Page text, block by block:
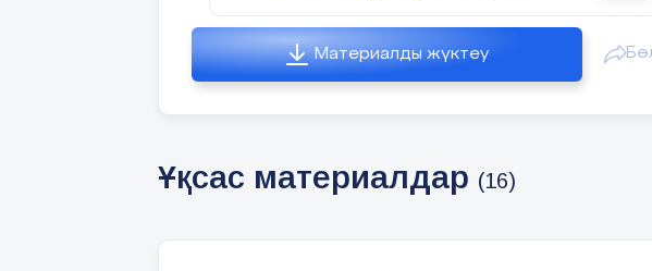
2-топ: Жануарлар селекциясы
III. Жаңа сабақ (30 мин)
2.Мидың құрылысы мен қызметі
Материалды жүктеу
Ұқсас материалдар (16)